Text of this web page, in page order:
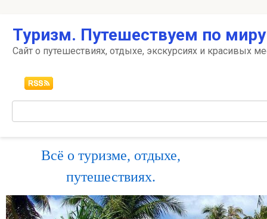
контенту
Туризм. Путешествуем по
Сайт о путешествиях, отдыхе, экскурсиях и красивых
Всё о туризме, отдыхе,
путешествиях.